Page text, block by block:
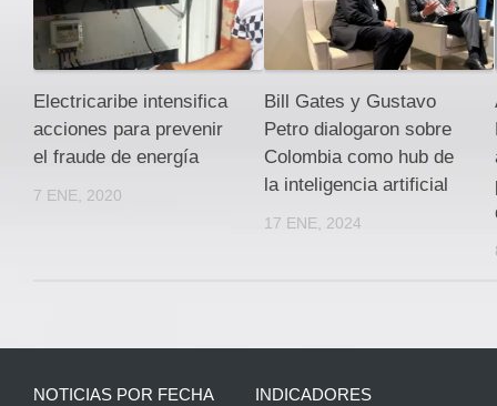
Electricaribe intensifica
acciones para prevenir
el fraude de energía
7 ENE, 2020
Bill Gates y Gustavo
Petro dialogaron sobre
Colombia como hub de
la inteligencia artificial
17 ENE, 2024
NOTICIAS POR FECHA INDICADORES